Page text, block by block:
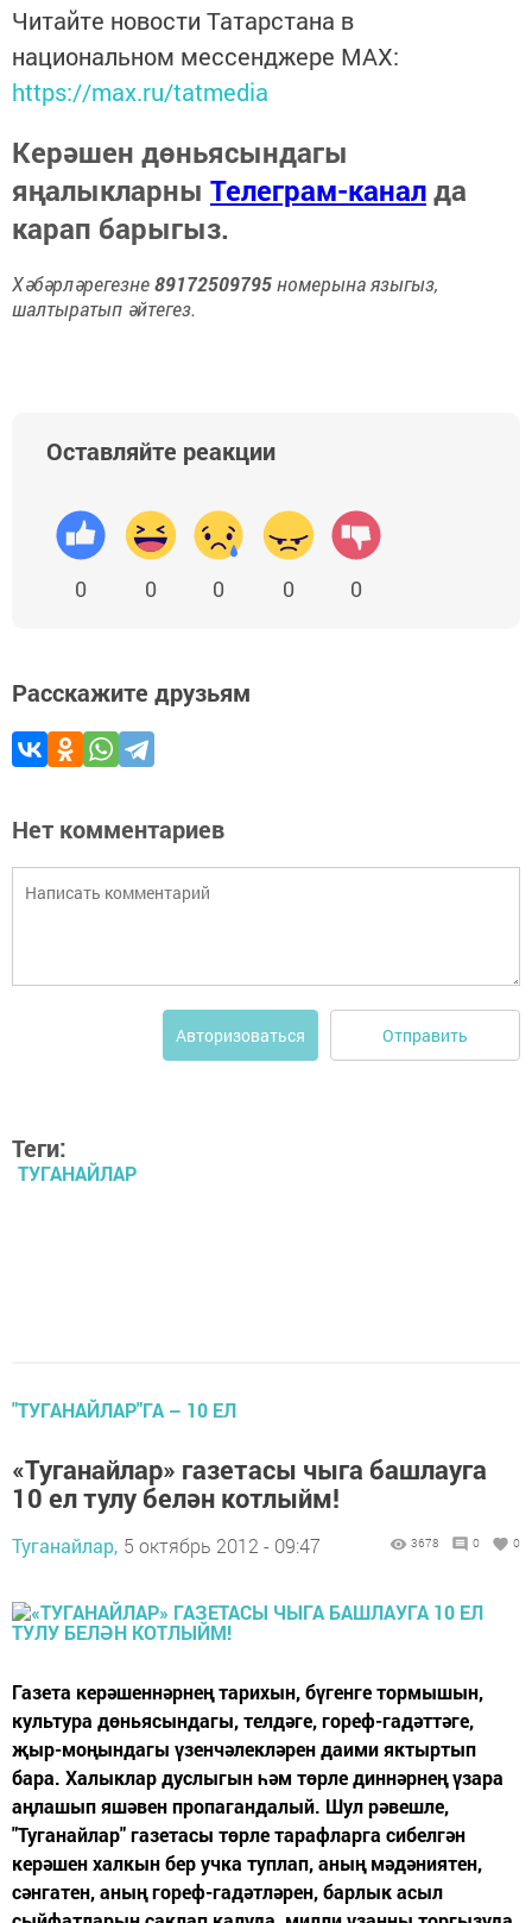
Читайте новости Татарстана в
национальном мессенджере MАХ:
https://max.ru/tatmedia
Керәшен дөньясындагы
яңалыкларны Телеграм-каналда
карап барыгыз.
Хәбәрләрегезне89172509795номерына языгыз,
шалтыратып әйтегез.
Оставляйте реакции
0 0 0 0 0
Расскажите друзьям
Нет комментариев
Авторизоваться Отправить
Теги:
ТУГАНАЙЛАР
"ТУГАНАЙЛАР"ГА – 10 ЕЛ
«Туганайлар» газетасы чыга башлауга
10 ел тулу белән котлыйм!
Туганайлар, 5 октябрь 2012 - 09:47 3678 0 0
Газета керәшеннәрнең тарихын, бүгенге тормышын,
культура дөньясындагы, телдәге, гореф-гадәттәге,
җыр-моңындагы үзенчәлекләрен даими яктыртып
бара. Халыклар дуслыгын һәм төрле диннәрнең үзара
аңлашып яшәвен пропагандалый. Шул рәвешле,
"Туганайлар" газетасы төрле тарафларга сибелгән
керәшен халкын бер учка туплап, аның мәдәниятен,
сәнгатен, аның гореф-гадәтләрен, барлык асыл